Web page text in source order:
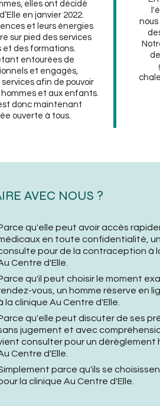
elles ont décidé
en janvier 2022.
et leurs énergies
sur pied des services
et des formations.
entourées de
et engagés,
afin de pouvoir
et aux enfants.
donc maintenant
ouverte à tous.
AVEC NOUS ?
qu'elle peut avoir accès
en toute confidentialité,
pour de la contraception à
Centre d'Elle.
qu'il peut choisir le moment
vous, un homme réserve en
la clinique Au Centre d'Elle.
qu'elle peut discuter de ses
jugement et avec
consulter pour un dérèglement
Centre d'Elle.
parce qu'ils se
la clinique Au Centre d'Elle.